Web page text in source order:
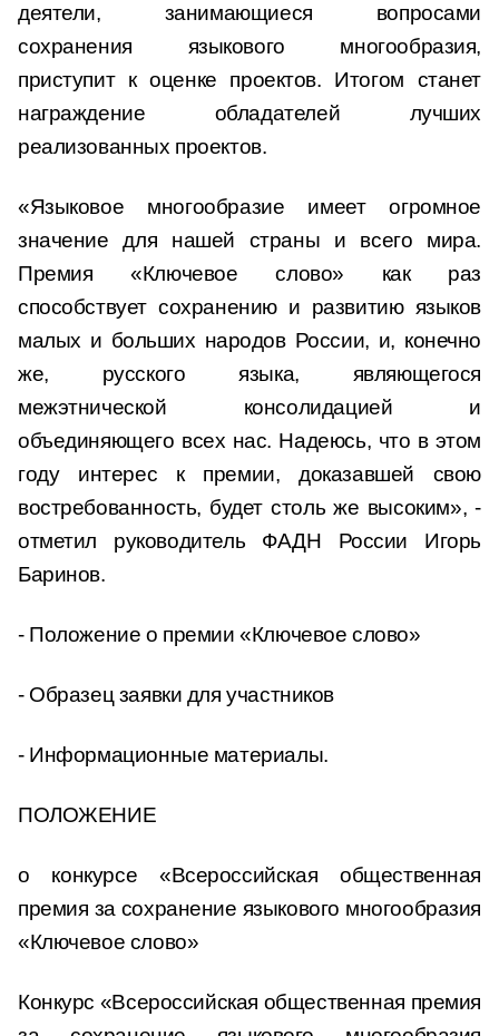
деятели, занимающиеся вопросами
сохранения языкового многообразия,
приступит к оценке проектов. Итогом станет
награждение обладателей лучших
реализованных проектов.
«Языковое многообразие имеет огромное
значение для нашей страны и всего мира.
Премия «Ключевое слово» как раз
способствует сохранению и развитию языков
малых и больших народов России, и, конечно
же, русского языка, являющегося
межэтнической консолидацией и
объединяющего всех нас. Надеюсь, что в этом
году интерес к премии, доказавшей свою
востребованность, будет столь же высоким», -
отметил руководитель ФАДН России Игорь
Баринов.
- Положение о премии «Ключевое слово»
- Образец заявки для участников
- Информационные материалы.
ПОЛОЖЕНИЕ
о конкурсе «Всероссийская общественная
премия за сохранение языкового многообразия
«Ключевое слово»
Конкурс «Всероссийская общественная премия